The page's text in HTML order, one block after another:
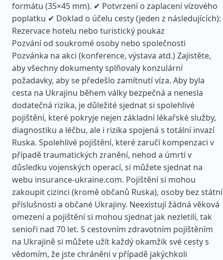
formátu (35×45 mm). ✔ Potvrzení o zaplacení vízového
poplatku ✔ Doklad o účelu cesty (jeden z následujících):
Rezervace hotelu nebo turistický poukaz
Pozvání od soukromé osoby nebo společnosti
Pozvánka na akci (konference, výstava atd.) Zajistěte,
aby všechny dokumenty splňovaly konzulární
požadavky, aby se předešlo zamítnutí víza. Aby byla
cesta na Ukrajinu během války bezpečná a nenesla
dodatečná rizika, je důležité sjednat si spolehlivé
pojištění, které pokryje nejen základní lékařské služby,
diagnostiku a léčbu, ale i rizika spojená s totální invazí
Ruska. Spolehlivé pojištění, které zaručí kompenzaci v
případě traumatických zranění, nehod a úmrtí v
důsledku vojenských operací, si můžete sjednat na
webu insurance-ukraine.com. Pojištění si mohou
zakoupit cizinci (kromě občanů Ruska), osoby bez státní
příslušnosti a občané Ukrajiny. Neexistují žádná věková
omezení a pojištění si mohou sjednat jak nezletilí, tak
senioři nad 70 let. S cestovním zdravotním pojištěním
na Ukrajině si můžete užít každý okamžik své cesty s
vědomím, že jste chráněni v případě jakýchkoli